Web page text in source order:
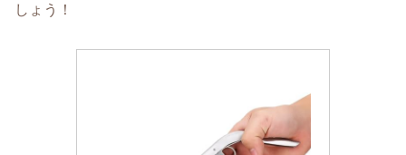
しょう！